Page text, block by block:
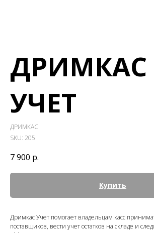
ДРИМКАС
УЧЕТ
ДРИМКАС
SKU: 205
7 900 р.
Купить
Дримкас Учет помогает владельцам касс
поставщиков, вести учет остатков на складе и